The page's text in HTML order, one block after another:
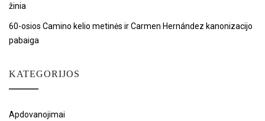
žinia
60-osios Camino kelio metinės ir Carmen Hernández kanonizacijo
pabaiga
KATEGORIJOS
Apdovanojimai